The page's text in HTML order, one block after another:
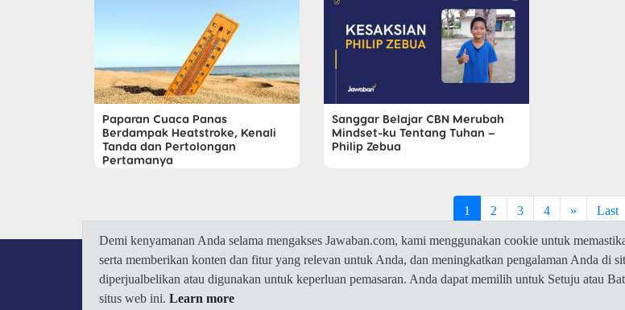
Paparan Cuaca Panas
Berdampak Heatstroke, Kenali
Tanda dan Pertolongan
Pertamanya
Sanggar Belajar CBN Merubah
Mindset-ku Tentang Tuhan –
Philip Zebua
1 2 3 4 » Last
Demi kenyamanan Anda selama mengakses Jawaban.com, kami menggunakan cookie untuk
serta memberikan konten dan fitur yang relevan untuk Anda, dan meningkatkan pengalaman Anda di
diperjualbelikan atau digunakan untuk keperluan pemasaran. Anda dapat memilih untuk Setuju atau
situs web ini. Learn more
© 2026 Jawaban.com -Privacy